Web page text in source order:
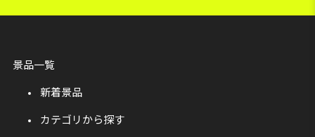
景品一覧
新着景品
カテゴリから探す